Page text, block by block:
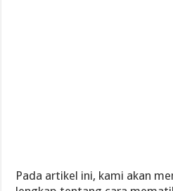
Pada artikel ini, kami akan